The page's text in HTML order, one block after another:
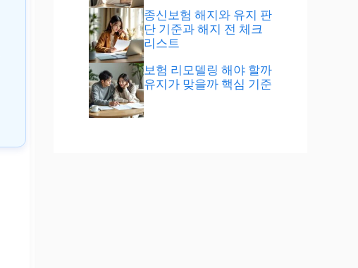
종신보험 해지와 유지 판
단 기준과 해지 전 체크
리스트
보험 리모델링 해야 할까
유지가 맞을까 핵심 기준